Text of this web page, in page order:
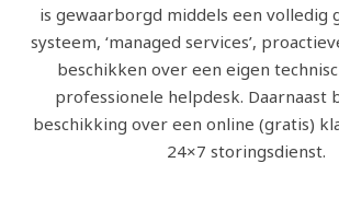
is gewaarborgd middels een volledig
systeem, ‘managed services’,
beschikken over een eigen
professionele helpdesk. Daarnaast
beschikking over een online (gratis)
24×7 storingsdienst.